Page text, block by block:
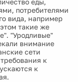
еды,
потребителями
вида, например
такие же
"Уродливые"
внимание
сети
к
к